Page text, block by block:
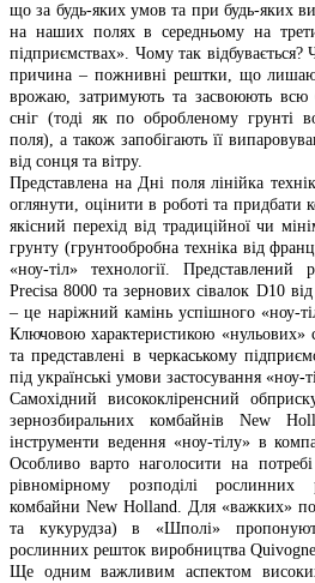
що за будь-яких умов та при будь-яких
на наших полях в середньому на
підприємствах». Чому так
причина – пожнивні рештки, що
врожаю, затримують та засвоюють
сніг (тоді як по обробленому грунті
поля), а також запобігають її
від сонця та вітру.
Представлена на Дні поля лінійка
оглянути, оцінити в роботі та придбати
якісний перехід від традиційної чи
грунту (грунтообробна техніка від
«ноу-тіл» технології. Представлений
Precisa 8000 та зернових сівалок D10
– це наріжний камінь успішного «ноу-
Ключовою характеристикою
та представлені в черкаському
під українські умови застосування «ноу-
Самохідний висококліренсний
зернозбиральних комбайнів New
інструменти ведення «ноу-тілу» в
Особливо варто наголосити на
рівномірному розподілі
комбайни New Holland. Для «важких»
та кукурудза) в «Шполі»
рослинних решток виробництва
Ще одним важливим аспектом